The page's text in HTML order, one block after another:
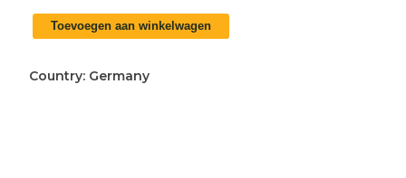
Duitse
WO2
"25"
Toevoegen aan winkelwagen
Country: Germany